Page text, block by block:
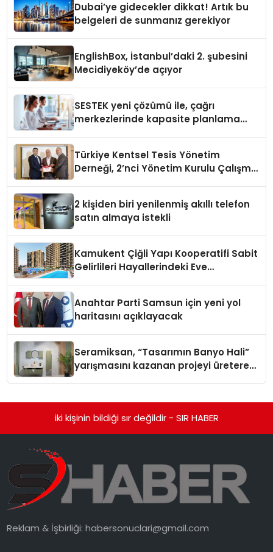
Dubai’ye gidecekler dikkat! Artık bu
belgeleri de sunmanız gerekiyor
EnglishBox, İstanbul’daki 2. şubesini
Mecidiyeköy’de açıyor
SESTEK yeni çözümü ile, çağrı
merkezlerinde kapasite planlama
Türkiye Kentsel Tesis Yönetim
Derneği, 2’nci Yönetim Kurulu Çalışma
2 kişiden biri yenilenmiş akıllı telefon
satın almaya istekli
Kamukent Çiğli Yapı Kooperatifi Sabit
Gelirlileri Hayallerindeki Eve
Anahtar Parti Samsun için yeni yol
haritasını açıklayacak
Seramiksan, “Tasarımın Banyo Hali”
yarışmasını kazanan projeyi üreterek
iki kişinin bildiği sır değildir - SIR HABER
Reklam & İşbirliği:habersonuclari@gmail.com